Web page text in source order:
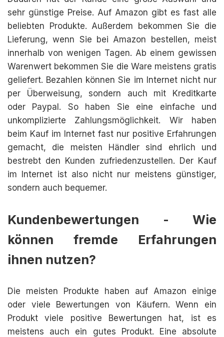
sehr günstige Preise. Auf Amazon gibt es fast alle
beliebten Produkte. Außerdem bekommen Sie die
Lieferung, wenn Sie bei Amazon bestellen, meist
innerhalb von wenigen Tagen. Ab einem gewissen
Warenwert bekommen Sie die Ware meistens gratis
geliefert. Bezahlen können Sie im Internet nicht nur
per Überweisung, sondern auch mit Kreditkarte
oder Paypal. So haben Sie eine einfache und
unkomplizierte Zahlungsmöglichkeit. Wir haben
beim Kauf im Internet fast nur positive Erfahrungen
gemacht, die meisten Händler sind ehrlich und
bestrebt den Kunden zufriedenzustellen. Der Kauf
im Internet ist also nicht nur meistens günstiger,
sondern auch bequemer.
Kundenbewertungen - Wie
können fremde Erfahrungen
ihnen nutzen?
Die meisten Produkte haben auf Amazon einige
oder viele Bewertungen von Käufern. Wenn ein
Produkt viele positive Bewertungen hat, ist es
meistens auch ein gutes Produkt. Eine absolute